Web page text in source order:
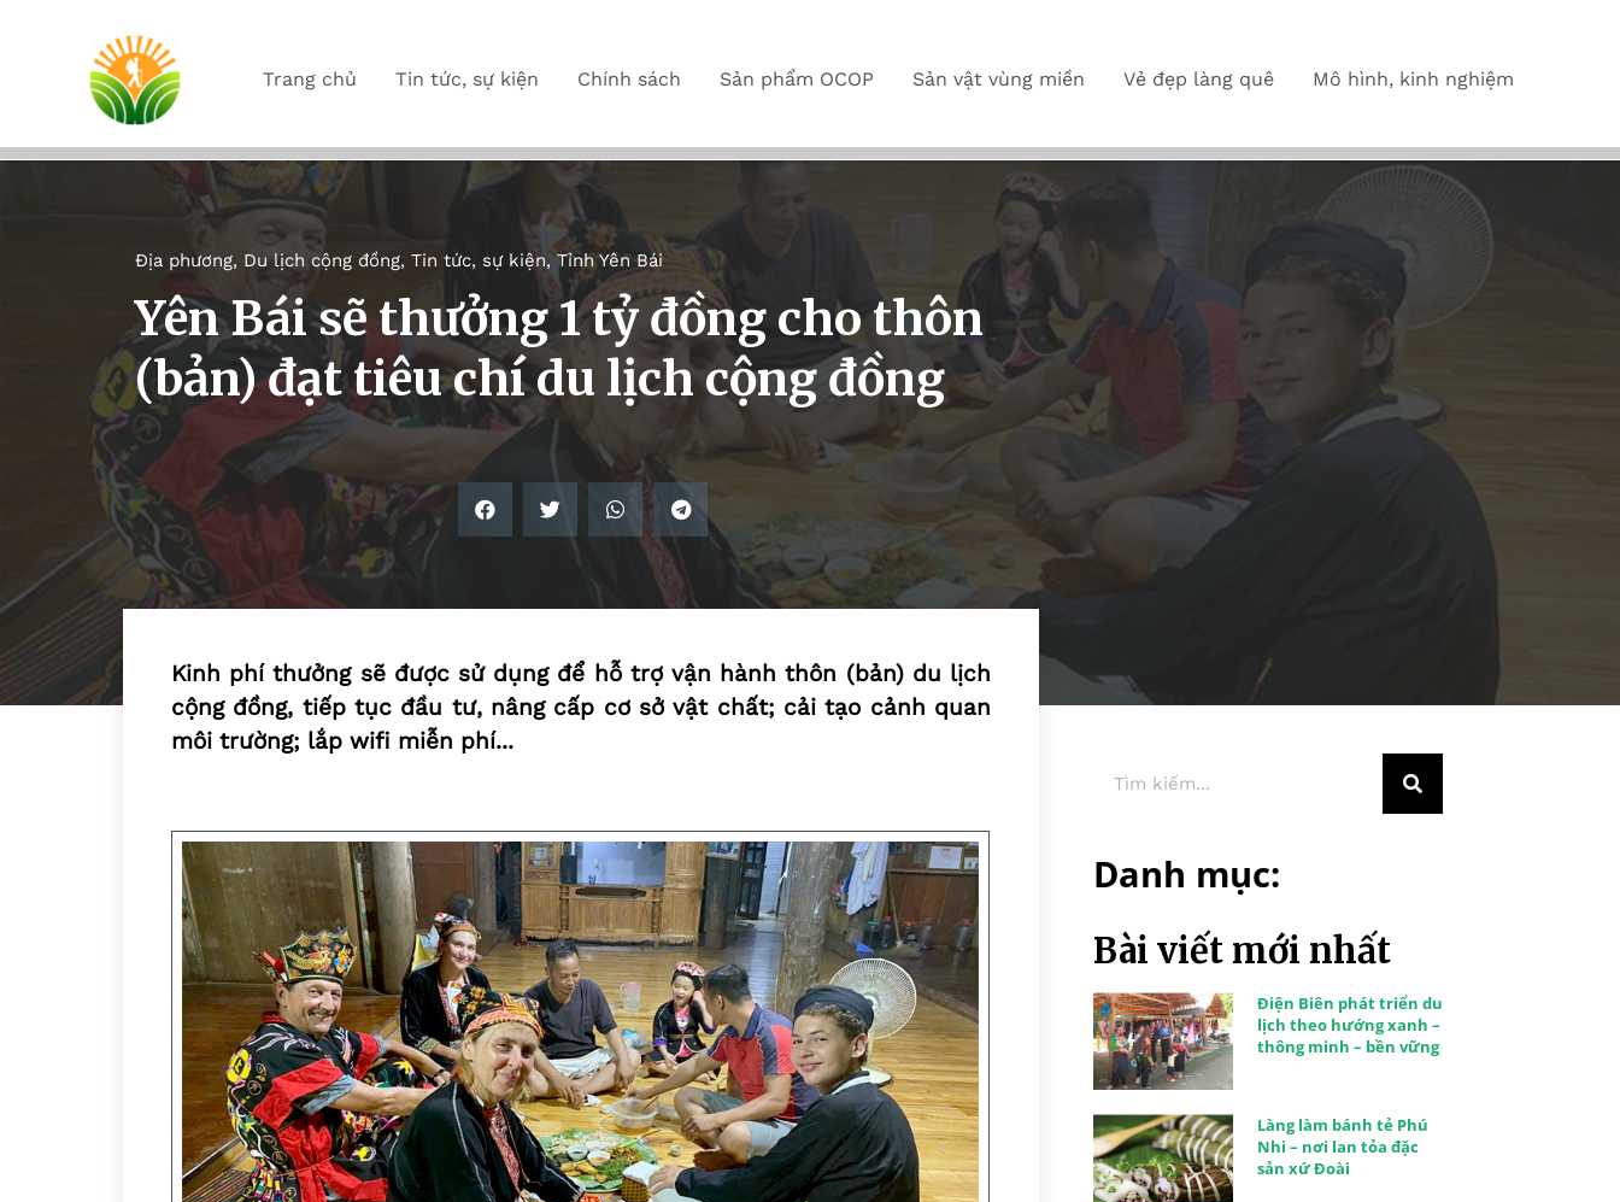
Trang chủ Tin tức, sự kiện Chính sách Sản phẩm OCOP Sản vật vùng miền Vẻ đẹp làng quê Mô hình, kinh nghiệm
Địa phương, Du lịch cộng đồng, Tin tức, sự kiện,Tỉnh Yên Bái
Yên Bái sẽ thưởng 1 tỷ đồng cho thôn
(bản) đạt tiêu chí du lịch cộng đồng
Kinh phí thưởng sẽ được sử dụng để hỗ trợ vận hành thôn (bản) du lịch
cộng đồng, tiếp tục đầu tư, nâng cấp cơ sở vật chất; cải tạo cảnh quan
môi trường; lắp wifi miễn phí...
Danh mục:
Bài viết mới nhất
Điện Biên phát triển du
lịch theo hướng xanh –
thông minh – bền vững
Làng làm bánh tẻ Phú
Nhi – nơi lan tỏa đặc
sản xứ Đoài